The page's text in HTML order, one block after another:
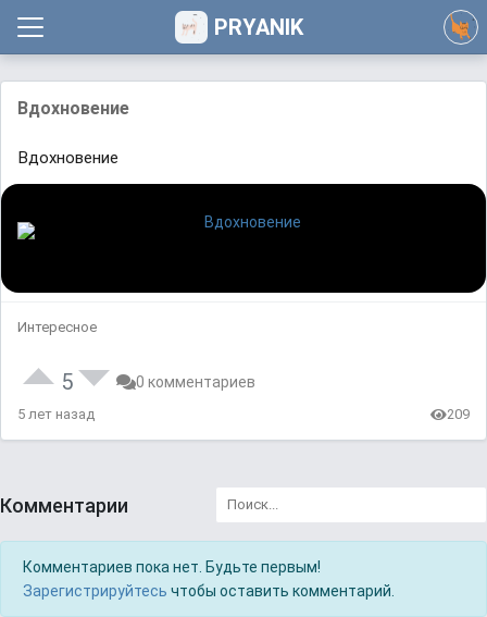
PRYANIK
Вдохновение
Вдохновение
Интересное
5 0 комментариев
5 лет назад 209
Комментарии
Комментариев пока нет. Будьте первым!
Зарегистрируйтесь чтобы оставить комментарий.